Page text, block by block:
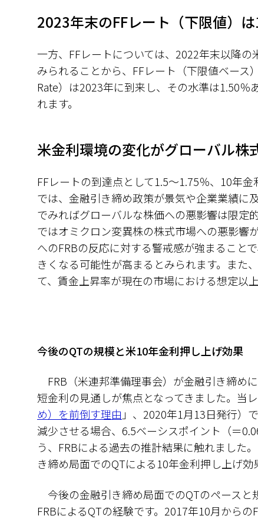
2023年末のFFレート（下限値）
一方、FFレートについては、2022年末以降
みられることから、FFレート（下限値ベー
Rate）は2023年に到来し、その水準は1.50
れます。
米金利環境の変化がグローバル株
FFレートの到達点として1.5～1.75％、10年
では、金融引き締め政策が景気や企業業績に
でみればグローバルな株価への悪影響は限定
ではオミクロン変異株の株式市場への悪影響
へのFRBの反応に対する警戒感が強まること
きくなる可能性が高まるとみられます。また
て、賃金上昇率が現在の市場における想定以
今後のQTの規模と米10年金利押し上げ効果
FRB（米連邦準備理事会）が金融引き締め
短金利の見通しが焦点となってきました。当
め）を前倒す理由 」、2020年1月13日発行）
減少させる場合、6.5ベーシスポイント（＝
う、FRBによる過去の推計結果に触れました
き締め局面でのQTによる10年金利押し上げ効
今後の金融引き締め局面でのQTのペースと
FRBによるQTの経験です。2017年10月から